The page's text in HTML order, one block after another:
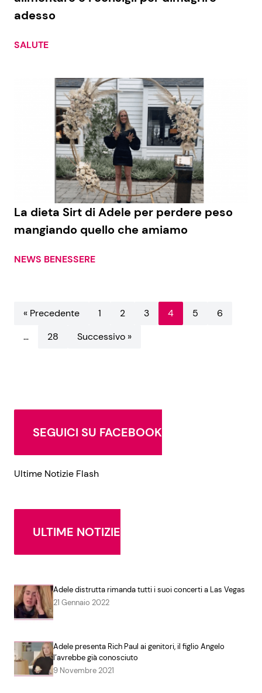
adesso
SALUTE
La dieta Sirt di Adele per perdere peso
mangiando quello che amiamo
NEWS BENESSERE
« Precedente 1 2 3 4 5
6
…
28 Successivo »
SEGUICI SU FACEBOOK
Ultime Notizie Flash
ULTIME NOTIZIE
Adele distrutta rimanda tutti i suoi concerti a Las Vegas
21 Gennaio 2022
Adele presenta Rich Paul ai genitori, il figlio Angelo
l’avrebbe già conosciuto
9 Novembre 2021